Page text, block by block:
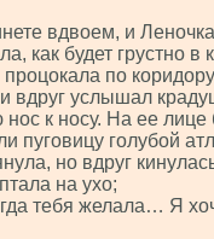
вдвоем, и
как будет грустно в
по
вдруг услышал
нос к носу. На ее
пуговицу голубой
но вдруг
на ухо;
тебя желала… Я